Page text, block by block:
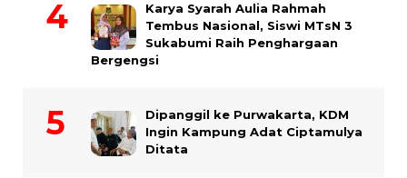
Karya Syarah Aulia Rahmah
Tembus Nasional, Siswi MTsN 3
Sukabumi Raih Penghargaan
Bergengsi
Dipanggil ke Purwakarta, KDM
Ingin Kampung Adat Ciptamulya
Ditata